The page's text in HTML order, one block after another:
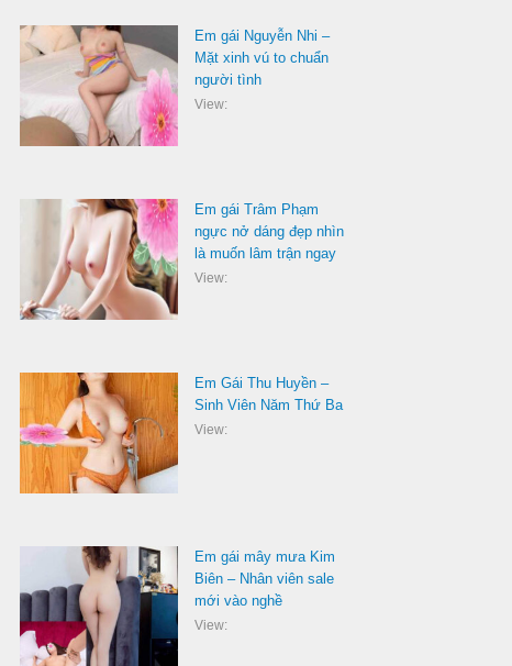
Em gái Nguyễn Nhi –
Mặt xinh vú to chuẩn
người tình
View:
Em gái Trâm Phạm
ngực nở dáng đẹp nhìn
là muốn lâm trận ngay
View:
Em Gái Thu Huyền –
Sinh Viên Năm Thứ Ba
View:
Em gái mây mưa Kim
Biên – Nhân viên sale
mới vào nghề
View: